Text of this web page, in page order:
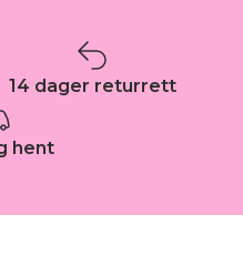
14 dager returrett
hent